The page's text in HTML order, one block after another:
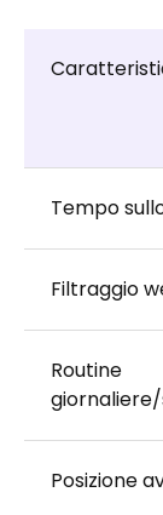
Tempo
Filtraggio
Routine
Posizione